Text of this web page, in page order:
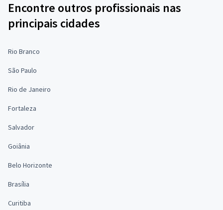
Encontre outros profissionais nas
principais cidades
Rio Branco
São Paulo
Rio de Janeiro
Fortaleza
Salvador
Goiânia
Belo Horizonte
Brasília
Curitiba